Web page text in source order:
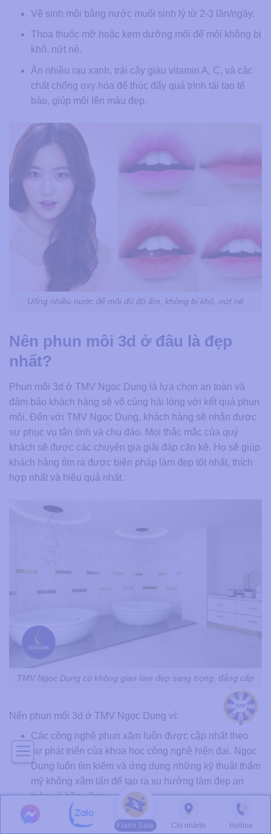
Vệ sinh môi bằng nước muối sinh lý từ 2-3 lần/ngày.
Thoa thuốc mỡ hoặc kem dưỡng môi để môi không bị
khô, nứt nẻ.
Ăn nhiều rau xanh, trái cây giàu vitamin A, C, và các
chất chống oxy hóa để thúc đẩy quá trình tái tạo tế
bào, giúp môi lên màu đẹp.
Uống nhiều nước để môi đủ độ ẩm, không bị khô, nứt nẻ
Nên phun môi 3d ở đâu là đẹp
nhất?
Phun môi 3d ở TMV Ngọc Dung là lựa chọn an toàn và
đảm bảo khách hàng sẽ vô cùng hài lòng với kết quả phun
môi. Đến với TMV Ngọc Dung, khách hàng sẽ nhận được
sự phục vụ tận tình và chu đáo. Mọi thắc mắc của quý
khách sẽ được các chuyên gia giải đáp cặn kẽ. Họ sẽ giúp
khách hàng tìm ra được biện pháp làm đẹp tốt nhất, thích
hợp nhất và hiệu quả nhất.
TMV Ngọc Dung có không gian làm đẹp sang trọng, đẳng cấp
Nên phun môi 3d ở TMV Ngọc Dung vì:
Các công nghệ phun xăm luôn được cập nhất theo
sự phát triển của khoa học công nghệ hiện đại. Ngọc
Dung luôn tìm kiếm và ứng dụng những kỹ thuật thẩm
mỹ không xâm lấn để tạo ra xu hướng làm đẹp an
toàn và bền vững.
Máy móc và dụng cụ phun xăm hiện đại, đảm bảo vô
Flash Sale Chi nhánh Hotline